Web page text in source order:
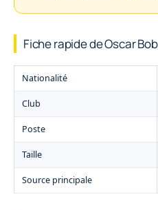
Fiche rapide de Oscar
Nationalité
Club
Poste
Taille
Source principale